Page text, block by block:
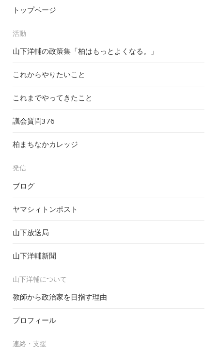
トップページ
活動
山下洋輔の政策集「柏はもっとよくなる。」
これからやりたいこと
これまでやってきたこと
議会質問376
柏まちなかカレッジ
発信
ブログ
ヤマシィトンポスト
山下放送局
山下洋輔新聞
山下洋輔について
教師から政治家を目指す理由
プロフィール
連絡・支援